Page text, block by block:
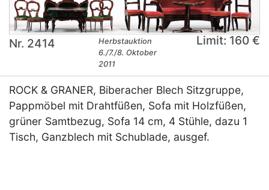
Nr. 2414
Herbstauktion
6./7./8. Oktober
2011
Limit: 160 €
ROCK & GRANER, Biberacher Blech Sitzgruppe,
Pappmöbel mit Drahtfüßen, Sofa mit Holzfüßen,
grüner Samtbezug, Sofa 14 cm, 4 Stühle, dazu 1
Tisch, Ganzblech mit Schublade, ausgef.